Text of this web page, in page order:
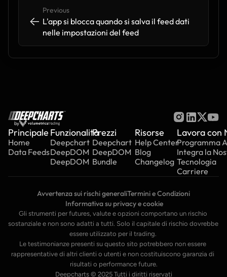
<- <-
Previous
L'app si blocca quando si salva il feed dati
nelle impostazioni del feed
by
Principale
Home
Data Feeds
Funzionalità
Deepchart
DeepDOM
DeepDOM
Prezzi
Deepchart
DeepDOM
Bundle
Risorse
Help Center
Blog
Changelog
Lavora con
Programma
Integra la
Tecnologia
Carriere
Avvertenza sui rischi generaliTermini e Condizioni
Informativa su privacy e cookie
Gli strumenti per futures, valute e opzioni comportano un rischio
sostanziale e non sono adatti a tutti. Solo il capitale di rischio dovrebbe
essere utilizzato per il trading.
Le testimonianze presenti su questo sito potrebbero non essere
rappresentative di altri clienti o utenti e non costituiscono garanzia di
risultati o performance future.
Deepcharts © 2025 Tutti i diritti riservati